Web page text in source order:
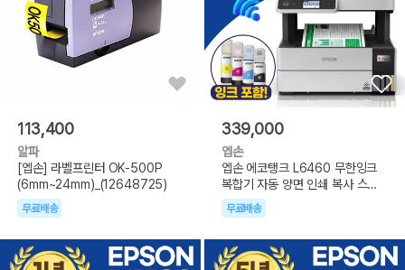
113,400
알파
[엡손] 라벨프린터 OK-500P
(6mm~24mm)_(12648725)
무료배송
339,000
엡손
엡손 에코탱크 L6460 무한잉크
복합기 자동 양면 인쇄 복사 스캔
ADF
무료배송